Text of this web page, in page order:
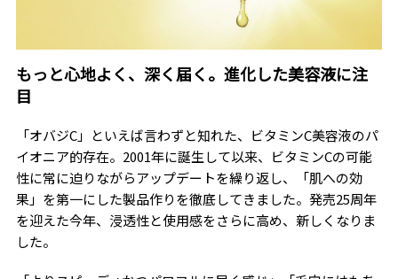
もっと心地よく、深く届く。進化した美容液に注
目
「オバジC」といえば言わずと知れた、ビタミンC美容液のパ
イオニア的存在。2001年に誕生して以来、ビタミンCの可能
性に常に迫りながらアップデートを繰り返し、「肌への効
果」を第一にした製品作りを徹底してきました。発売25周年
を迎えた今年、浸透性と使用感をさらに高め、新しくなりま
した。